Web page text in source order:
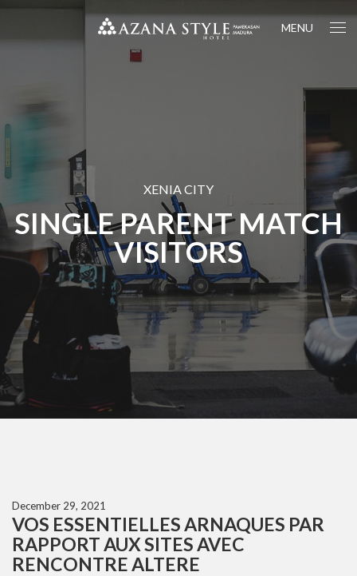
MENU
XENIA CITY
SINGLE PARENT MATCH
VISITORS
December 29, 2021
VOS ESSENTIELLES ARNAQUES PAR
RAPPORT AUX SITES AVEC
RENCONTRE ALTERE